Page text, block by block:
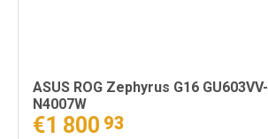
ASUS ROG Zephyrus G16 GU603VV-
N4007W
€1 800 93